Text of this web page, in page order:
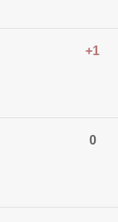
+1
0